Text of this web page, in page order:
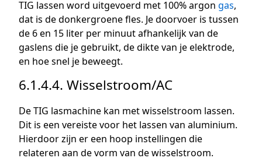
TIG lassen word uitgevoerd met 100% argon gas,
dat is de donkergroene fles. Je doorvoer is tussen
de 6 en 15 liter per minuut afhankelijk van de
gaslens die je gebruikt, de dikte van je elektrode,
en hoe snel je beweegt.
6.1.4.4. Wisselstroom/AC
De TIG lasmachine kan met wisselstroom lassen.
Dit is een vereiste voor het lassen van aluminium.
Hierdoor zijn er een hoop instellingen die
relateren aan de vorm van de wisselstroom.